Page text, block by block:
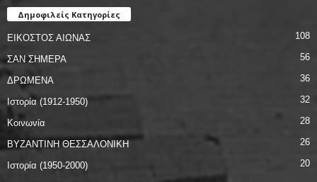
Δημοφιλείς Κατηγορίες
ΕΙΚΟΣΤΟΣ ΑΙΩΝΑΣ 108
ΣΑΝ ΣΗΜΕΡΑ 56
ΔΡΩΜΕΝΑ 36
Ιστορία (1912-1950) 32
Κοινωνία 28
ΒΥΖΑΝΤΙΝΗ ΘΕΣΣΑΛΟΝΙΚΗ 26
Ιστορία (1950-2000) 20